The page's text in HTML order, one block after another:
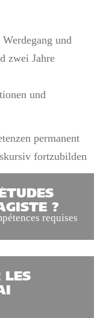
und
zwei Jahre
und
permanent
fortzubilden
?
requises
LES